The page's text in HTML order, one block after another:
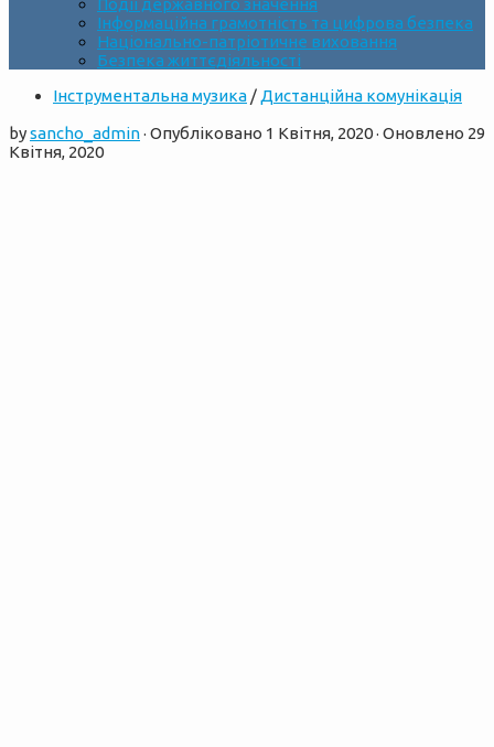
Інформаційна грамотність та цифрова безпека
Національно-патріотичне виховання
Безпека життєдіяльності
Інструментальна музика / Дистанційна комунікація
bysancho_admin· Опубліковано 1 Квітня, 2020· Оновлено 29
Квітня, 2020